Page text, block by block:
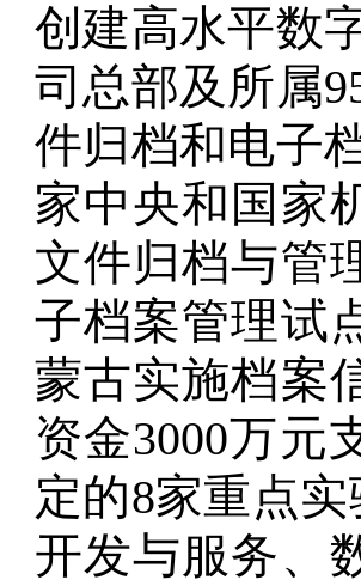
创建高水平数
司总部及所属
件归档和电子
家中央和国家
文件归档与管
子档案管理试
蒙古实施档案
资金3000万元
定的8家重点
开发与服务、